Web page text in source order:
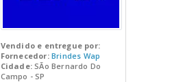
Vendido e entregue por:
Fornecedor: Brindes Wap
Cidade:SÃo Bernardo Do
Campo - SP